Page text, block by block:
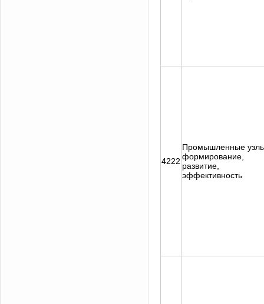
4222
Промышленные
формирование,
развитие,
эффективность